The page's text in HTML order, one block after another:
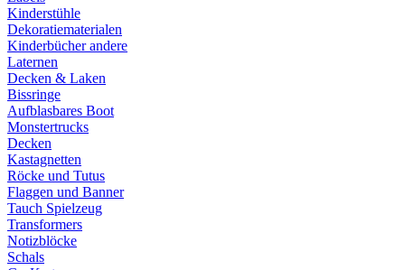
Kinderstühle
Dekoratiematerialen
Kinderbücher andere
Laternen
Decken & Laken
Bissringe
Aufblasbares Boot
Monstertrucks
Decken
Kastagnetten
Röcke und Tutus
Flaggen und Banner
Tauch Spielzeug
Transformers
Notizblöcke
Schals